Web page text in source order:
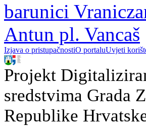
barunici
Antun pl. Vancaš
Izjava o pristupačnostiO portaluUvjeti
Projekt
sredstvima Grada
Republike